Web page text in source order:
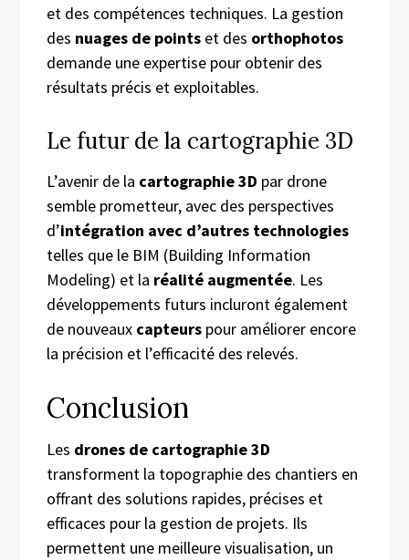
et des compétences techniques. La gestion
des nuages de points et des orthophotos
demande une expertise pour obtenir des
résultats précis et exploitables.
Le futur de la cartographie 3D
L’avenir de la cartographie 3D par drone
semble prometteur, avec des perspectives
d’intégration avec d’autres technologies
telles que le BIM (Building Information
Modeling) et la réalité augmentée. Les
développements futurs incluront également
de nouveaux capteurs pour améliorer encore
la précision et l’efficacité des relevés.
Conclusion
Les drones de cartographie 3D
transforment la topographie des chantiers en
offrant des solutions rapides, précises et
efficaces pour la gestion de projets. Ils
permettent une meilleure visualisation, un